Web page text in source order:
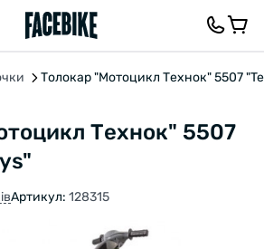
Толокар "Мотоцикл Технок" 5507
Технок" 5507
Артикул: 128315
ВІДГУКИ ТА ЗАПИТАННЯ